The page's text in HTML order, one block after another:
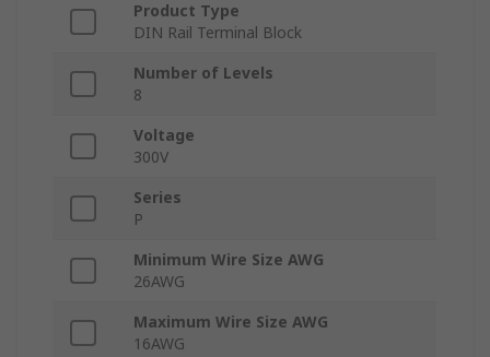
Product Type
DIN Rail Terminal Block
Number of Levels
8
Voltage
300V
Series
P
Minimum Wire Size AWG
26AWG
Maximum Wire Size AWG
16AWG